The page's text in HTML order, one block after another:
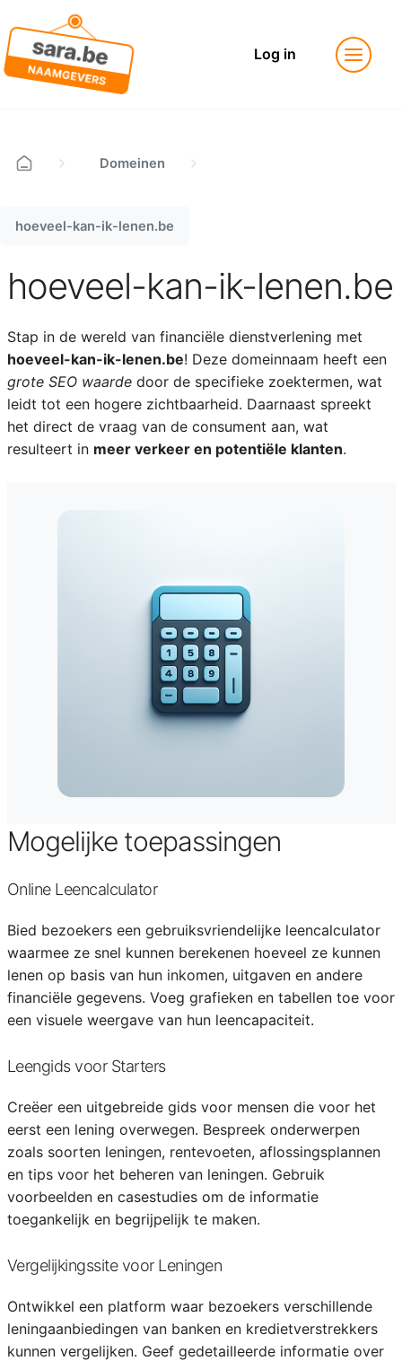
Log in
Domeinen
hoeveel-kan-ik-lenen.be
hoeveel-kan-ik-lenen.be
Stap in de wereld van financiële dienstverlening met
hoeveel-kan-ik-lenen.be! Deze domeinnaam heeft een
grote SEO waardedoor de specifieke zoektermen, wat
leidt tot een hogere zichtbaarheid. Daarnaast spreekt
het direct de vraag van de consument aan, wat
resulteert in meer verkeer en potentiële klanten.
Mogelijke toepassingen
Online Leencalculator
Bied bezoekers een gebruiksvriendelijke leencalculator
waarmee ze snel kunnen berekenen hoeveel ze kunnen
lenen op basis van hun inkomen, uitgaven en andere
financiële gegevens. Voeg grafieken en tabellen toe voor
een visuele weergave van hun leencapaciteit.
Leengids voor Starters
Creëer een uitgebreide gids voor mensen die voor het
eerst een lening overwegen. Bespreek onderwerpen
zoals soorten leningen, rentevoeten, aflossingsplannen
en tips voor het beheren van leningen. Gebruik
voorbeelden en casestudies om de informatie
toegankelijk en begrijpelijk te maken.
Vergelijkingssite voor Leningen
Ontwikkel een platform waar bezoekers verschillende
leningaanbiedingen van banken en kredietverstrekkers
kunnen vergelijken. Geef gedetailleerde informatie over